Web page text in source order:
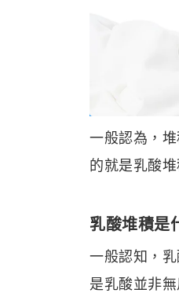
一般認為，
的就是乳酸
乳酸堆積是
一般認知，
是乳酸並非